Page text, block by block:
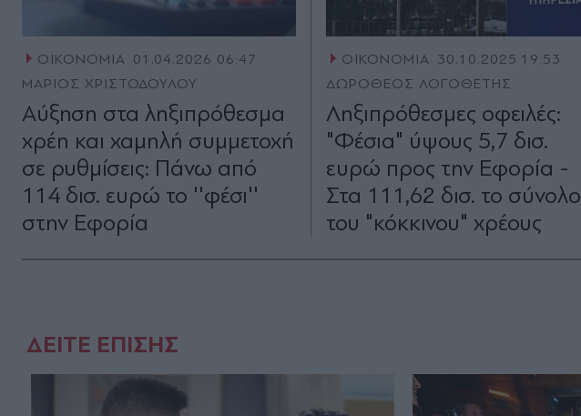
ΟΙΚΟΝΟΜΙΑ 01.04.2026 06:47
ΜΑΡΙΟΣ ΧΡΙΣΤΟΔΟΥΛΟΥ
Αύξηση στα ληξιπρόθεσμα
χρέη και χαμηλή συμμετοχή
σε ρυθμίσεις: Πάνω από
114 δισ. ευρώ το ''φέσι''
στην Εφορία
ΟΙΚΟΝΟΜΙΑ 30.10.2025 19:53
ΔΩΡΟΘΕΟΣ ΛΟΓΟΘΕΤΗΣ
Ληξιπρόθεσμες οφειλές:
"Φέσια" ύψους 5,7 δισ.
ευρώ προς την Εφορία -
Στα 111,62 δισ. το σύνολο
του "κόκκινου" χρέους